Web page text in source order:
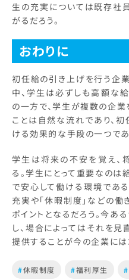
生の充実については既存社
がるだろう。
おわりに
初任給の引き上げを行う企
中、学生は必ずしも高額な
の一方で、学生が複数の企業
ことは自然な流れであり、
ける効果的な手段の一つで
学生は将来の不安を覚え、
る。学生にとって重要なのは
で安心して働ける環境である
充実や「休暇制度」などの働
ポイントとなるだろう。今あ
し、場合によってはそれを
提供することが今の企業には
#休暇制度 #福利厚生 #